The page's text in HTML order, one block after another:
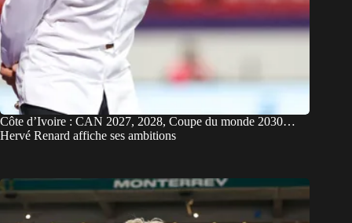
Côte d’Ivoire : CAN 2027, 2028, Coupe du monde 2030…
Hervé Renard affiche ses ambitions